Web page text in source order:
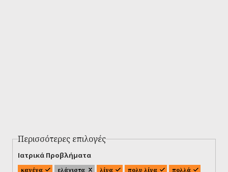
Περισσότερες επιλογές
Ιατρικά Προβλήματα
κανένα ελάχιστα λίγα πολυ λίγα
πολλά